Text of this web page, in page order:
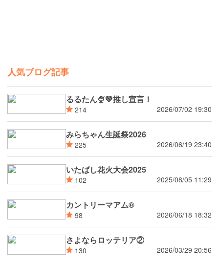
人気ブログ記事
るるたん🍨‪💚推し宣言！
214 2026/07/02 19:30
みらちゃん生誕祭2026
225 2026/06/19 23:40
いたばし花火大会2025
102 2025/08/05 11:29
カントリーマアム®
98 2026/06/18 18:32
さよならロッテリア②
130 2026/03/29 20:56